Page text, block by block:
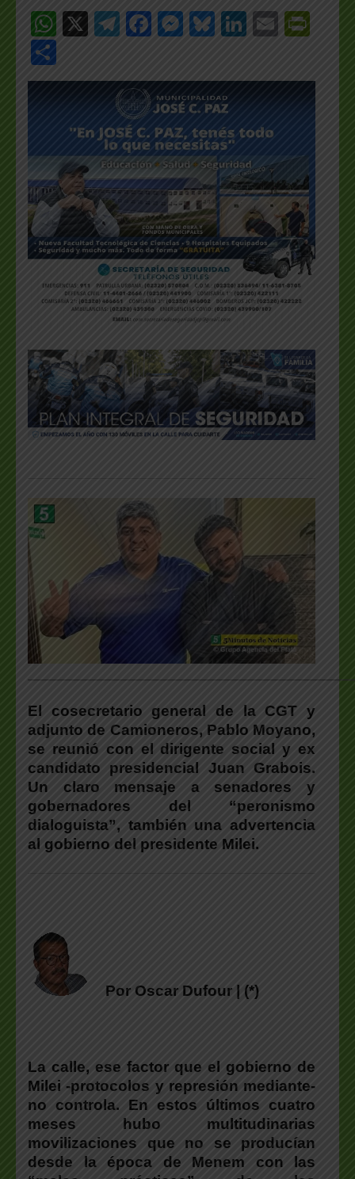
WhatsApp
X Telegram
Facebook
Messenger
Bluesky
LinkedIn
Email
El cosecretario general de la CGT y
adjunto de Camioneros, Pablo Moyano,
se reunió con el dirigente social y ex
candidato presidencial Juan Grabois.
Un claro mensaje a senadores y
gobernadores del “peronismo
dialoguista”, también una advertencia
al gobierno del presidente Milei.
Por Oscar Dufour | (*)
La calle, ese factor que el gobierno de
Milei -protocolos y represión mediante-
no controla. En estos últimos cuatro
meses hubo multitudinarias
movilizaciones que no se producían
desde la época de Menem con las